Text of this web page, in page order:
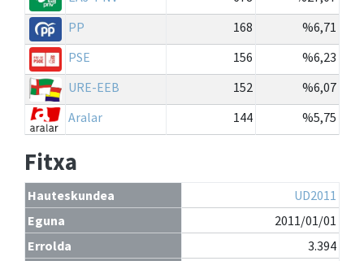
PP
168
%6,71
PSE
156
%6,23
URE-EEB
152
%6,07
Aralar
144 %5,75
Fitxa
Hauteskundea
UD2011
Eguna
2011/01/01
Errolda
3.394